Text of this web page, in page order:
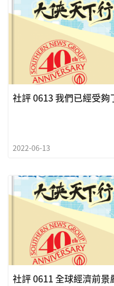
社評 0613 我們已經受夠
2022-06-13
社評 0611 全球經濟前景